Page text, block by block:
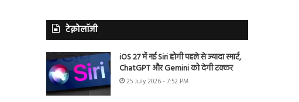
टेक्नोलॉजी
iOS 27 में नई Siri होगी पहले से ज्यादा स्मार्ट,
ChatGPT और Gemini को देगी टक्कर
25 July 2026 - 7:52 PM